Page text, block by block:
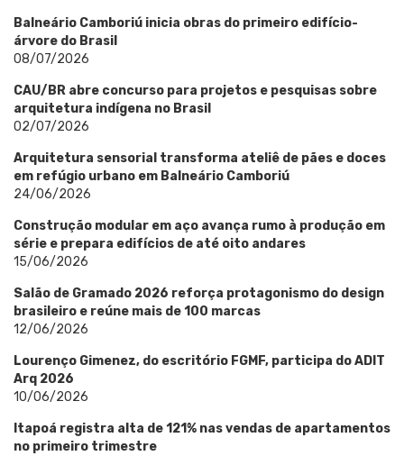
Balneário Camboriú inicia obras do primeiro edifício-
árvore do Brasil
08/07/2026
CAU/BR abre concurso para projetos e pesquisas sobre
arquitetura indígena no Brasil
02/07/2026
Arquitetura sensorial transforma ateliê de pães e doces
em refúgio urbano em Balneário Camboriú
24/06/2026
Construção modular em aço avança rumo à produção em
série e prepara edifícios de até oito andares
15/06/2026
Salão de Gramado 2026 reforça protagonismo do design
brasileiro e reúne mais de 100 marcas
12/06/2026
Lourenço Gimenez, do escritório FGMF, participa do ADIT
Arq 2026
10/06/2026
Itapoá registra alta de 121% nas vendas de apartamentos
no primeiro trimestre